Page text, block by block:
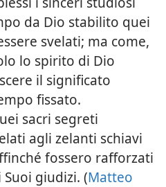
da Dio stabilito quei
svelati; ma come,
lo spirito di Dio
il significato
fissato.
sacri segreti
agli zelanti schiavi
fossero rafforzati
giudizi. (Matteo